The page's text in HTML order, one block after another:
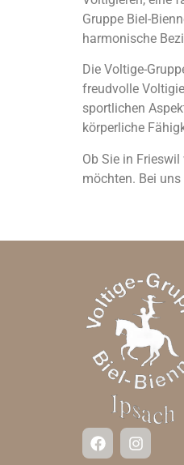
Gruppe Biel-
harmonische
Die Voltige-
freudvolle
sportlichen
körperliche
Ob Sie in
möchten. Bei